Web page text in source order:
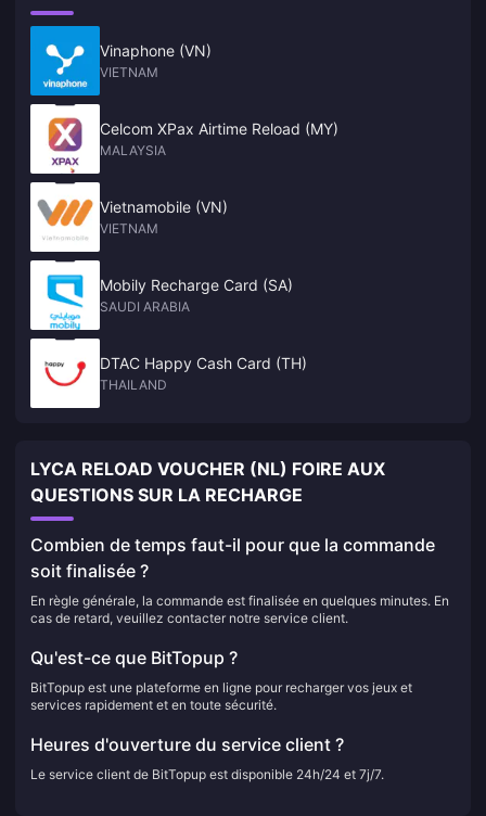
Vinaphone (VN)
VIETNAM
Celcom XPax Airtime Reload (MY)
MALAYSIA
Vietnamobile (VN)
VIETNAM
Mobily Recharge Card (SA)
SAUDI ARABIA
DTAC Happy Cash Card (TH)
THAILAND
LYCA RELOAD VOUCHER (NL) FOIRE AUX
QUESTIONS SUR LA RECHARGE
Combien de temps faut-il pour que la commande
soit finalisée ?
En règle générale, la commande est finalisée en quelques minutes. En
cas de retard, veuillez contacter notre service client.
Qu'est-ce que BitTopup ?
BitTopup est une plateforme en ligne pour recharger vos jeux et
services rapidement et en toute sécurité.
Heures d'ouverture du service client ?
Le service client de BitTopup est disponible 24h/24 et 7j/7.